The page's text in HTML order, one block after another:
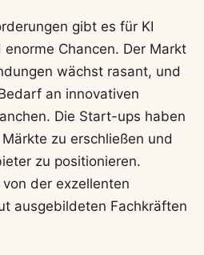
gibt es für KI
Chancen. Der Markt
wächst rasant, und
an innovativen
Die Start-ups haben
zu erschließen und
zu positionieren.
der exzellenten
ausgebildeten Fachkräften